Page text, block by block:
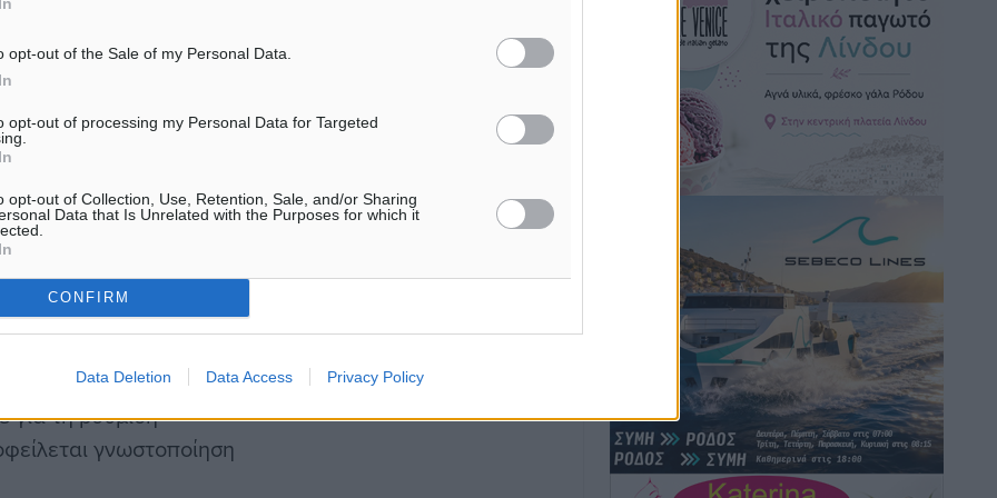
opt-out of the Sale of my Personal Data.
opt-out of processing my Personal Data for Targeted
opt-out of Collection, Use, Retention, Sale, and/or Sharing
Data that Is Unrelated with the Purposes for which it
CONFIRM
Data Deletion Data Access Privacy Policy
την οποία
Αστυνομίας, αφορά
της ελεύθερης
πολίτη) και
συναθροίσεις
το άρθρο 11.
κατά την
σύμφωνα με το
τη ρύθμιση
γνωστοποίηση
Τοπικές Ειδήσεις πριν 14 ώρες
Iατρικός Σύλλογος Ροδου προς Α.
Γεωργιάδη: Στρατηγικές Προτάσεις για
την Ενίσχυση της Δημόσιας Υγείας στη
Νησιωτική Ελλάδα και στα
Πάνθηρες: Ξεκίνησαν αισιόδοξοι για
την παρθενική “πτήση” τους
Αθλητικά πριν 14 ώρες
Άρης Αρχαγγέλου: Στο πλευρό του
άτυχου Ιάκωβου Θωμά
Αθλητικά • πριν 14 ώρες